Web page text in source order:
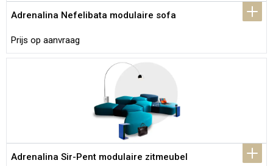
Adrenalina Nefelibata modulaire sofa
Prijs op aanvraag
Adrenalina Sir-Pent modulaire zitmeubel